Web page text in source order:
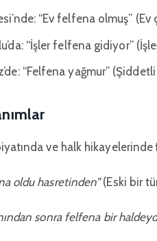
“Ev felfena olmuş” (Ev
“İşler felfena gidiyor”
“Felfena yağmur”
ve halk hikayelerinde
oldu hasretinden”(Eski bir
sonra felfena bir